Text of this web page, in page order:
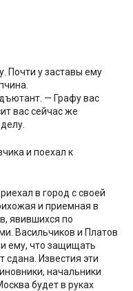
Почти у заставы ему
— Графу вас
вас сейчас же
и поехал к
в город с своей
и приемная в
явившихся по
Васильчиков и Платов
ему, что защищать
сдана. Известия эти
начальники
будет в руках